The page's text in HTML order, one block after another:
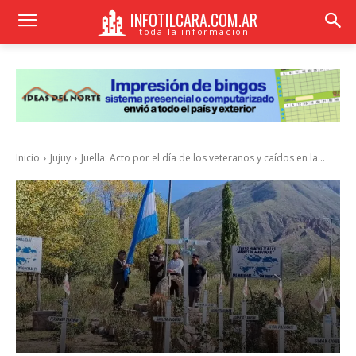
INFOTILCARA.COM.AR
toda la información
Inicio Jujuy Juella: Acto por el día de los veteranos y caídos en la...